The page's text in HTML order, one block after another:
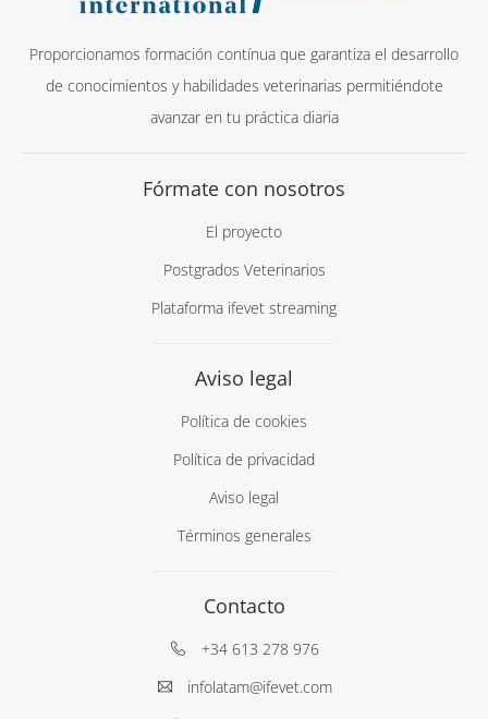
Proporcionamos formación contínua que garantiza el desarrollo
de conocimientos y habilidades veterinarias permitiéndote
avanzar en tu práctica diaria
Fórmate con nosotros
El proyecto
Postgrados Veterinarios
Plataforma ifevet streaming
Aviso legal
Política de cookies
Política de privacidad
Aviso legal
Términos generales
Contacto
+34 613 278 976
infolatam@ifevet.com